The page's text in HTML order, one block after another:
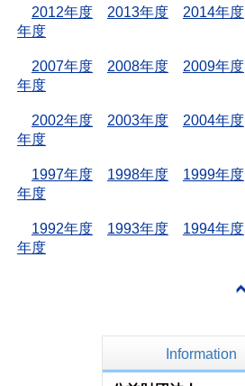
2012年度 2013年度 2014年度
年度
2007年度 2008年度 2009年度
年度
2002年度 2003年度 2004年度
年度
1997年度 1998年度 1999年度
年度
1992年度 1993年度 1994年度
年度
Information